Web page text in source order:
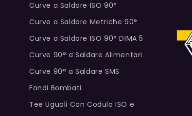
Curve a Saldare ISO 90°
Curve a Saldare Metriche 90°
Curve a Saldare ISO 90° DIMA 5
Curve 90° a Saldare Alimentari
Curve 90° a Saldare SMS
Fondi Bombati
Tee Uguali Con Codulo ISO e